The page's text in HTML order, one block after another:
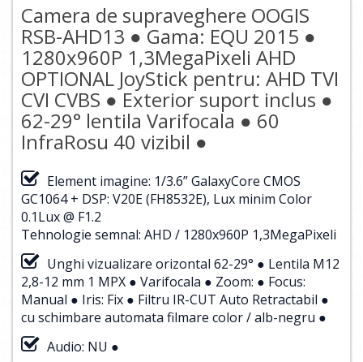
Camera de supraveghere OOGIS
RSB-AHD13 ● Gama: EQU 2015 ●
1280x960P 1,3MegaPixeli AHD
OPTIONAL JoyStick pentru: AHD TVI
CVI CVBS ● Exterior suport inclus ●
62-29° lentila Varifocala ● 60
InfraRosu 40 vizibil ●
Element imagine: 1/3.6” GalaxyCore CMOS
GC1064 + DSP: V20E (FH8532E), Lux minim Color
0.1Lux @ F1.2
Tehnologie semnal: AHD / 1280x960P 1,3MegaPixeli
Unghi vizualizare orizontal 62-29° ● Lentila M12
2,8-12 mm 1 MPX ● Varifocala ● Zoom: ● Focus:
Manual ● Iris: Fix ● Filtru IR-CUT Auto Retractabil ●
cu schimbare automata filmare color / alb-negru ●
Audio: NU ●